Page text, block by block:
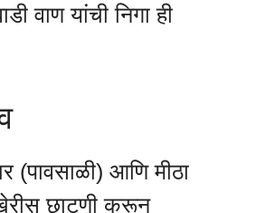
वाण यांची निगा ही
(पावसाळी) आणि मीठा
छाटणी करून